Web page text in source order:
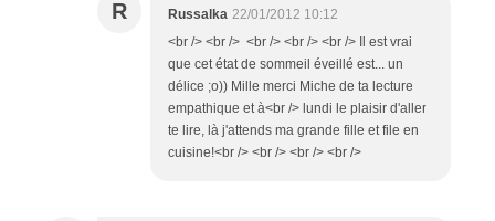
R Russalka 22/01/2012 10:12
<br /> <br /> <br /> <br /> <br /> Il est vrai
que cet état de sommeil éveillé est... un
délice ;o)) Mille merci Miche de ta lecture
empathique et à<br /> lundi le plaisir d'aller
te lire, là j'attends ma grande fille et file en
cuisine!<br /> <br /> <br /> <br />